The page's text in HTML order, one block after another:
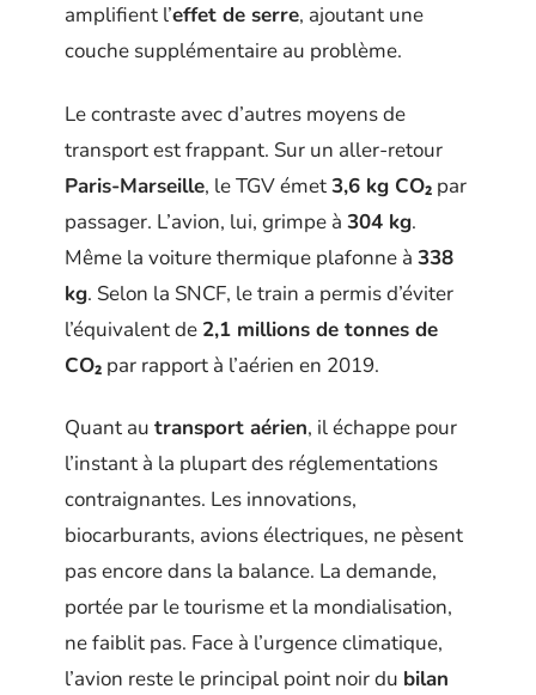
amplifient l’effet de serre, ajoutant une
couche supplémentaire au problème.
Le contraste avec d’autres moyens de
transport est frappant. Sur un aller-retour
Paris-Marseille, le TGV émet3,6 kg CO₂ par
passager. L’avion, lui, grimpe à 304 kg.
Même la voiture thermique plafonne à 338
kg. Selon la SNCF, le train a permis d’éviter
l’équivalent de 2,1 millions de tonnes de
CO₂ par rapport à l’aérien en 2019.
Quant au transport aérien, il échappe pour
l’instant à la plupart des réglementations
contraignantes. Les innovations,
biocarburants, avions électriques, ne pèsent
pas encore dans la balance. La demande,
portée par le tourisme et la mondialisation,
ne faiblit pas. Face à l’urgence climatique,
l’avion reste le principal point noir du bilan